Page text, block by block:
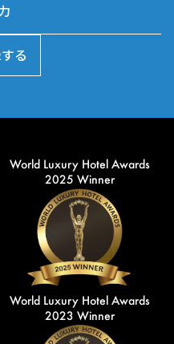
る
World Luxury Hotel Awards
2025 Winner
World Luxury Hotel Awards
2023 Winner